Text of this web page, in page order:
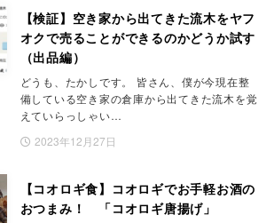
【検証】空き家から出てきた流木をヤフ
オクで売ることができるのかどうか試す
（出品編）
どうも、たかしです。 皆さん、僕が今現在整
備している空き家の倉庫から出てきた流木を覚
えていらっしゃい…
2023年12月27日
【コオロギ食】コオロギでお手軽お酒の
おつまみ！ 「コオロギ唐揚げ」